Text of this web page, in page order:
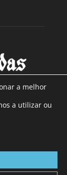
90 anos de
leitores por
em Portugal
a melhor
a utilizar ou